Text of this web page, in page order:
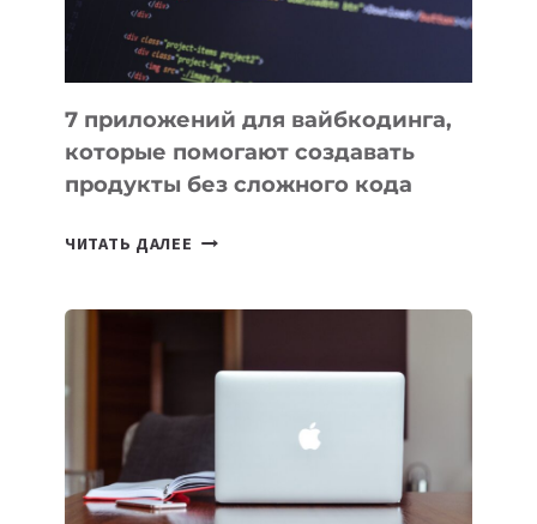
7 приложений для вайбкодинга,
которые помогают создавать
продукты без сложного кода
ЧИТАТЬ ДАЛЕЕ
ПОМОГАЮТ
СОЗДАВАТЬ
БЕЗ
СЛОЖНОГО